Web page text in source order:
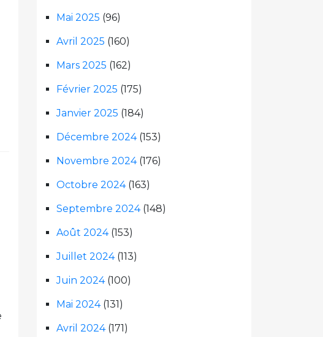
Mai 2025 (96)
Avril 2025 (160)
Mars 2025 (162)
Février 2025 (175)
Janvier 2025 (184)
Décembre 2024(153)
Novembre 2024(176)
Octobre 2024(163)
Septembre 2024(148)
Août 2024(153)
Juillet 2024(113)
Juin 2024(100)
Mai 2024(131)
Avril 2024(171)